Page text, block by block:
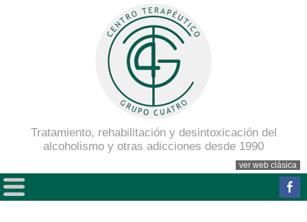
Tratamiento, rehabilitación y desintoxicación del
alcoholismo y otras adicciones desde 1990
ver web clásica